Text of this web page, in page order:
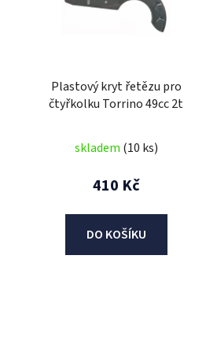
Plastový kryt řetězu pro
čtyřkolku Torrino 49cc 2t
skladem (10 ks)
410 Kč
DO KOŠÍKU